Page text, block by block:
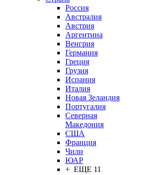
Россия
Австралия
Австрия
Аргентина
Венгрия
Германия
Греция
Грузия
Испания
Италия
Новая Зеландия
Португалия
Северная
Македония
США
Франция
Чили
ЮАР
+ ЕЩЕ 11